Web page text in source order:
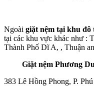
Ngoài giặt nệm tại khu
tại các khu vực khác như :
Thành Phố Dĩ A, , Thuận
Giặt nệm Phương
383 Lê Hồng Phong, P.